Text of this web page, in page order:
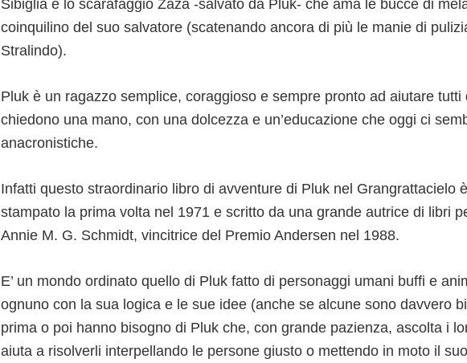
Sibiglia e lo scarafaggio Zaza -salvato da Pluk- che ama le bucce di
coinquilino del suo salvatore (scatenando ancora di più le manie di
Stralindo).
Pluk è un ragazzo semplice, coraggioso e sempre pronto ad aiutare tutti
chiedono una mano, con una dolcezza e un’educazione che oggi ci
anacronistiche.
Infatti questo straordinario libro di avventure di Pluk nel Grangrattacielo
stampato la prima volta nel 1971 e scritto da una grande autrice di libri
Annie M. G. Schmidt, vincitrice del Premio Andersen nel 1988.
E’ un mondo ordinato quello di Pluk fatto di personaggi umani buffi e
ognuno con la sua logica e le sue idee (anche se alcune sono davvero
prima o poi hanno bisogno di Pluk che, con grande pazienza, ascolta i
aiuta a risolverli interpellando le persone giusto o mettendo in moto il